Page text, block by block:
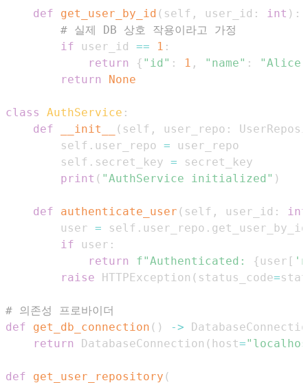
def get_user_by_id ( self , user_id : int ) :
# 실제 DB 상호 작용이라고 가정
if user_id == 1 :
return
{ "id" : 1 , "name" :
"Alice"
return
None
class AuthService :
def
__init__ ( self , user_repo :
        self
. user_repo =
        self
. secret_key =
print ( "AuthService initialized" )
def authenticate_user ( self , user_id :
int
        user
= self . user_repo . get_user_by_id
if user :
return
f"Authenticated: {user [
raise HTTPException ( status_code=
# 의존성 프로바이더
def
get_db_connection ( ) ->
return
DatabaseConnection ( host=
def get_user_repository (